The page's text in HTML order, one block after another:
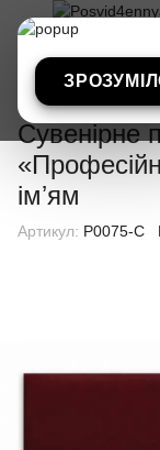
Всі паперові
Сувенірне
імʼям
Артикул: P0075-C